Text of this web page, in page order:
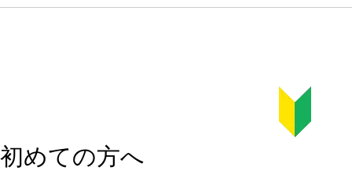
初めての方へ